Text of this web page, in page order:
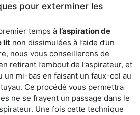
pour exterminer les
temps à l’aspiration de
lit non dissimulées à l’aide d’un
nous vous conseillerons de
retirant l’embout de l’aspirateur, et
un mi-bas en faisant un faux-col au
Ce procédé vous permettra
ne se frayent un passage dans le
Une fois cette technique